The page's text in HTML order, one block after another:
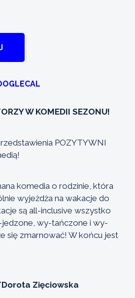
W KOMEDII SEZONU!
POZYTYWNI
komedia o rodzinie, która
wyjeżdża na wakacje do
są all-inclusive wszystko
wy-tańczone i wy-
się zmarnować! W końcu jest
Zięciowska